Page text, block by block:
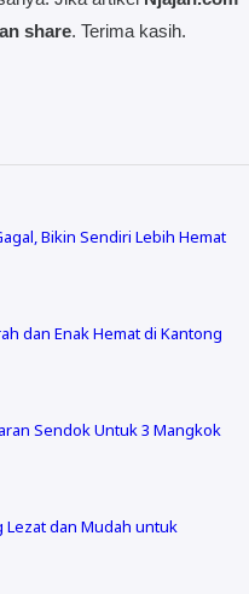
share. Terima kasih.
Bikin Sendiri Lebih Hemat
dan Enak Hemat di Kantong
Sendok Untuk 3 Mangkok
Lezat dan Mudah untuk